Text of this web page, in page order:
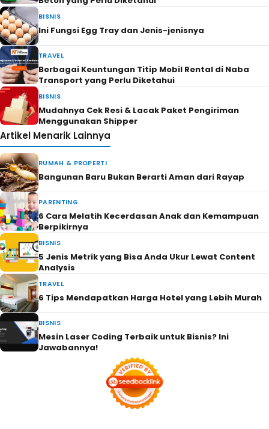
BISNIS
Ini Fungsi Egg Tray dan Jenis-jenisnya
TRAVEL
Berbagai Keuntungan Titip Mobil Rental di Naba
Transport yang Perlu Diketahui
BISNIS
Mudahnya Cek Resi & Lacak Paket Pengiriman
Menggunakan Shipper
Artikel Menarik Lainnya
RUMAH & PROPERTI
Bangunan Baru Bukan Berarti Aman dari Rayap
PARENTING
6 Cara Melatih Kecerdasan Anak dan Kemampuan
Berpikirnya
BISNIS
5 Jenis Metrik yang Bisa Anda Ukur Lewat Content
Analysis
TRAVEL
6 Tips Mendapatkan Harga Hotel yang Lebih Murah
BISNIS
Mesin Laser Coding Terbaik untuk Bisnis? Ini
Jawabannya!